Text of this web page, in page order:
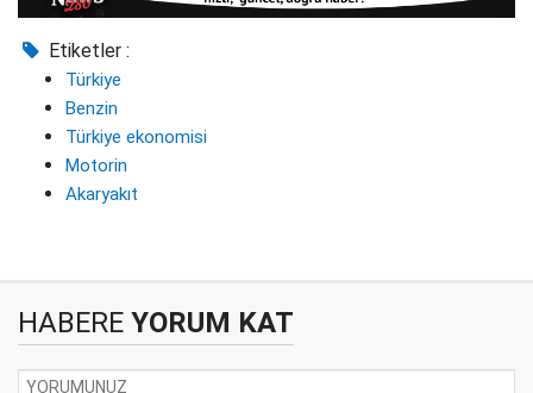
Etiketler :
Türkiye
Benzin
Türkiye ekonomisi
Motorin
Akaryakıt
HABERE YORUM KAT